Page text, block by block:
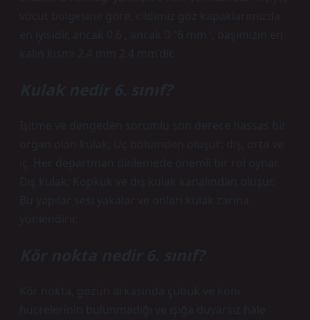
vücut bölgesine göre, cildimiz göz kapaklarımızda
en iyisidir, ancak 0.6 , ancak 0 “6 mm ‘, başımızın en
kalın kısmı 2.4 mm 2.4 mm’dir.
Kulak nedir 6. sınıf?
İşitme ve dengeden sorumlu son derece hassas bir
organ olan kulak; Üç bölümden oluşur: dış, orta ve
iç. Her departman dinlemede önemli bir rol oynar.
Dış kulak; Kopkuk ve dış kulak kanalından oluşur.
Bu yapılar sesi yakalar ve onları kulak zarına
yönlendirir.
Kör nokta nedir 6. sınıf?
Kör nokta, gözün arkasında çubuk ve koni
hücrelerinin bulunmadığı ve ışığa duyarsız hale